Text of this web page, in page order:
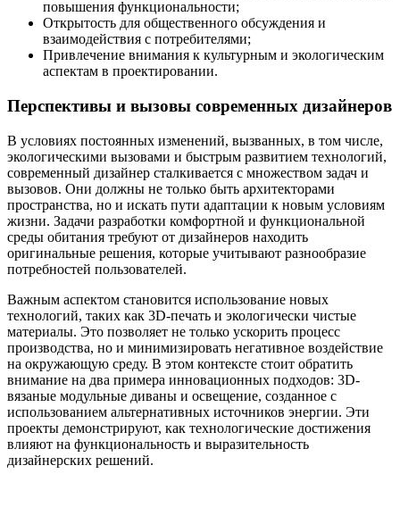
повышения функциональности;
Открытость для общественного обсуждения и
взаимодействия с потребителями;
Привлечение внимания к культурным и экологическим
аспектам в проектировании.
Перспективы и вызовы современных дизайнеров
В условиях постоянных изменений, вызванных, в том числе,
экологическими вызовами и быстрым развитием технологий,
современный дизайнер сталкивается с множеством задач и
вызовов. Они должны не только быть архитекторами
пространства, но и искать пути адаптации к новым условиям
жизни. Задачи разработки комфортной и функциональной
среды обитания требуют от дизайнеров находить
оригинальные решения, которые учитывают разнообразие
потребностей пользователей.
Важным аспектом становится использование новых
технологий, таких как 3D-печать и экологически чистые
материалы. Это позволяет не только ускорить процесс
производства, но и минимизировать негативное воздействие
на окружающую среду. В этом контексте стоит обратить
внимание на два примера инновационных подходов: 3D-
вязаные модульные диваны и освещение, созданное с
использованием альтернативных источников энергии. Эти
проекты демонстрируют, как технологические достижения
влияют на функциональность и выразительность
дизайнерских решений.